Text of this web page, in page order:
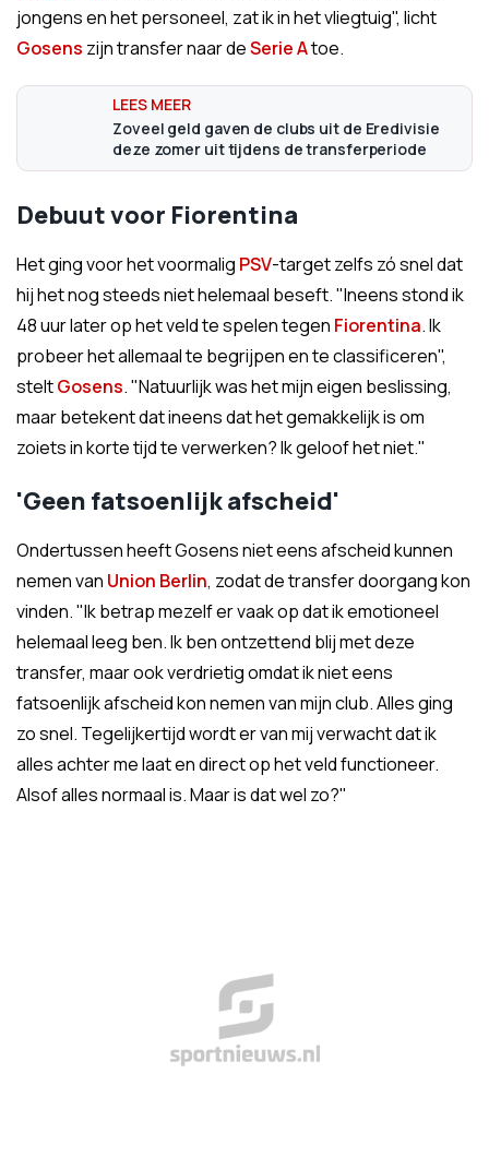
jongens en het personeel, zat ik in het vliegtuig", licht
Gosens zijn transfer naar deSerie Atoe.
Zoveel geld gaven de clubs uit de Eredivisie
deze zomer uit tijdens de transferperiode
Debuut voor Fiorentina
Het ging voor het voormalig PSV-target zelfs zó snel dat
hij het nog steeds niet helemaal beseft. "Ineens stond ik
48 uur later op het veld te spelen tegen Fiorentina. Ik
probeer het allemaal te begrijpen en te classificeren",
steltGosens. "Natuurlijk was het mijn eigen beslissing,
maar betekent dat ineens dat het gemakkelijk is om
zoiets in korte tijd te verwerken? Ik geloof het niet."
'Geen fatsoenlijk afscheid'
Ondertussen heeft Gosens niet eens afscheid kunnen
nemen van Union Berlin, zodat de transfer doorgang kon
vinden. "Ik betrap mezelf er vaak op dat ik emotioneel
helemaal leeg ben. Ik ben ontzettend blij met deze
transfer, maar ook verdrietig omdat ik niet eens
fatsoenlijk afscheid kon nemen van mijn club. Alles ging
zo snel. Tegelijkertijd wordt er van mij verwacht dat ik
alles achter me laat en direct op het veld functioneer.
Alsof alles normaal is. Maar is dat wel zo?"